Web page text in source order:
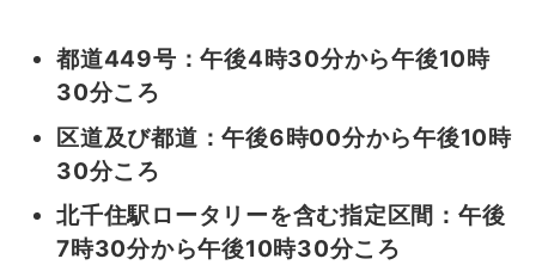
都道449号：午後4時30分から午後10時
30分ころ
区道及び都道：午後6時00分から午後10時
30分ころ
北千住駅ロータリーを含む指定区間：午後
7時30分から午後10時30分ころ